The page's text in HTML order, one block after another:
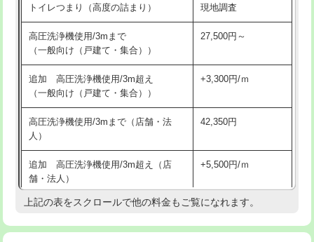
トイレつまり（高度の詰まり） 現地調査
高圧洗浄機使用/3mまで
（一般向け（戸建て・集合））
27,500円～
追加 高圧洗浄機使用/3m超え
（一般向け（戸建て・集合））
+3,300円/ｍ
高圧洗浄機使用/3mまで（店舗・法
人）
42,350円
追加 高圧洗浄機使用/3m超え（店
舗・法人）
+5,500円/ｍ
高度高圧洗浄換 現地調査
上記の表をスクロールで他の料金もご覧になれます。